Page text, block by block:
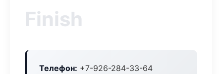
Finish
Телефон: +7-926-284-33-64